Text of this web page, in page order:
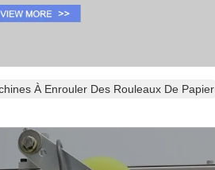
À Enrouler Des Rouleaux De Papier